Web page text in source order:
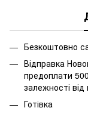
Безкоштовно
Відправка
предоплати
залежності
Готівка